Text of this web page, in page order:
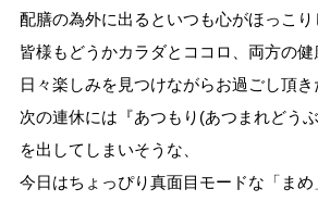
配膳の為外に出るといつも心がほっこり
皆様もどうかカラダとココロ、両方の健
日々楽しみを見つけながらお過ごし頂き
次の連休には『あつもり(あつまれどう
を出してしまいそうな、
今日はちょっぴり真面目モードな「まめ